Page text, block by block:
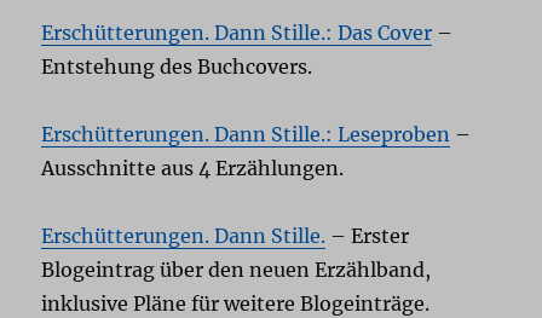
Erschütterungen. Dann Stille.: Das Cover –
Entstehung des Buchcovers.
Erschütterungen. Dann Stille.: Leseproben –
Ausschnitte aus 4 Erzählungen.
Erschütterungen. Dann Stille. – Erster
Blogeintrag über den neuen Erzählband,
inklusive Pläne für weitere Blogeinträge.